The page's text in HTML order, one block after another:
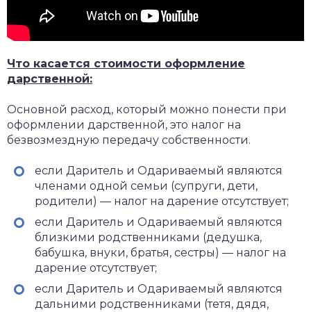
Что касается стоимости оформление
дарственной:
Основной расход, который можно понести при
оформлении дарственной, это налог на
безвозмездную передачу собственности.
если Даритель и Одариваемый являются
членами одной семьи (супруги, дети,
родители) — налог на дарение отсутствует;
если Даритель и Одариваемый являются
близкими родственниками (дедушка,
бабушка, внуки, братья, сестры) — налог на
дарение отсутствует;
если Даритель и Одариваемый являются
дальними родственниками (тетя, дядя,